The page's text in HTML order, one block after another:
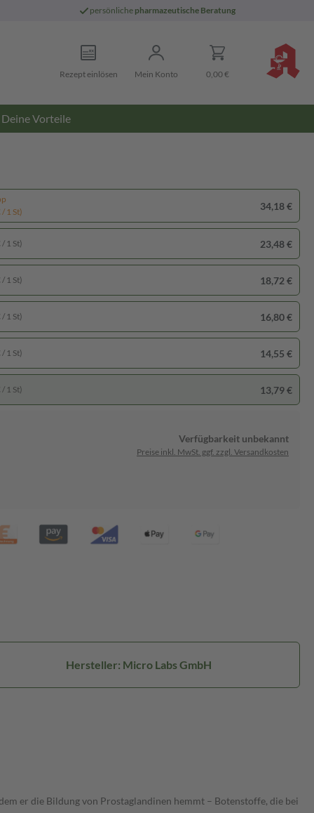
persönliche pharmazeutische Beratung
Rezept einlösen Mein Konto 0,00 €
Deine Vorteile
1 St)
34,18 €
1 St) 23,48 €
1 St) 18,72 €
1 St) 16,80 €
1 St) 14,55 €
1 St) 13,79 €
Verfügbarkeit unbekannt
Preise inkl. MwSt. ggf. zzgl. Versandkosten
Hersteller: Micro Labs GmbH
er die Bildung von Prostaglandinen hemmt – Botenstoffe, die bei